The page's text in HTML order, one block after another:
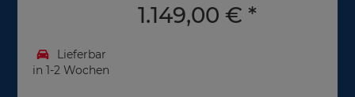
1.149,00 € *
Lieferbar
in 1-2 Wochen